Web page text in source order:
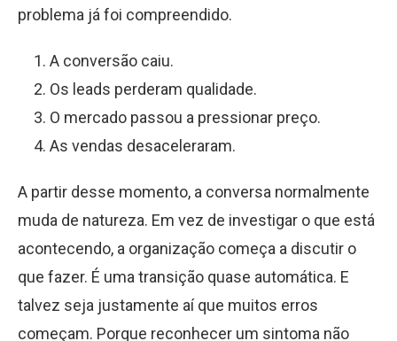
problema já foi compreendido.
A conversão caiu.
Os leads perderam qualidade.
O mercado passou a pressionar preço.
As vendas desaceleraram.
A partir desse momento, a conversa normalmente
muda de natureza. Em vez de investigar o que está
acontecendo, a organização começa a discutir o
que fazer. É uma transição quase automática. E
talvez seja justamente aí que muitos erros
começam. Porque reconhecer um sintoma não